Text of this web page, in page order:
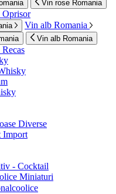
Vin rose Romania
Oprisor
Vin alb Romania
Vin alb Romania
Diverse
Import
- Cocktail
Miniaturi